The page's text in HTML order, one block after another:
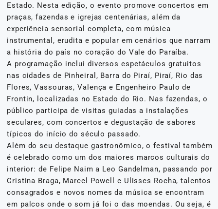
Estado. Nesta edição, o evento promove concertos em
praças, fazendas e igrejas centenárias, além da
experiência sensorial completa, com música
instrumental, erudita e popular em cenários que narram
a história do país no coração do Vale do Paraíba.
A programação inclui diversos espetáculos gratuitos
nas cidades de Pinheiral, Barra do Piraí, Piraí, Rio das
Flores, Vassouras, Valença e Engenheiro Paulo de
Frontin, localizadas no Estado do Rio. Nas fazendas, o
público participa de visitas guiadas a instalações
seculares, com concertos e degustação de sabores
típicos do início do século passado.
Além do seu destaque gastronômico, o festival também
é celebrado como um dos maiores marcos culturais do
interior: de Felipe Naim a Leo Gandelman, passando por
Cristina Braga, Marcel Powell e Ulisses Rocha, talentos
consagrados e novos nomes da música se encontram
em palcos onde o som já foi o das moendas. Ou seja, é